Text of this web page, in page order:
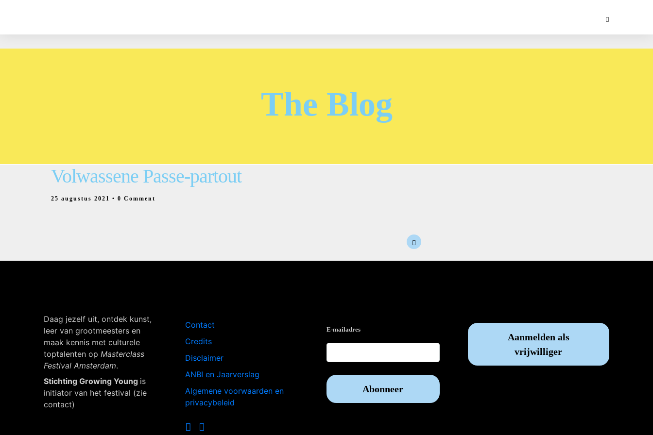
The Blog
Volwassene Passe-partout
25 augustus 2021 • 0 Comment
Daag jezelf uit, ontdek kunst,
leer van grootmeesters en
maak kennis met culturele
toptalenten op Masterclass
Festival Amsterdam.
Stichting Growing Young is
initiator van het festival (zie
contact)
Contact
Credits
Disclaimer
ANBI en Jaarverslag
Algemene voorwaarden en
privacybeleid
E-mailadres
Aanmelden als
vrijwilliger